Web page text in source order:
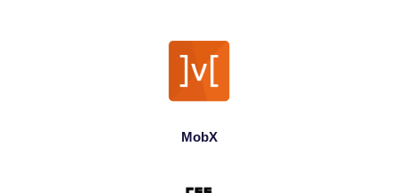
MobX